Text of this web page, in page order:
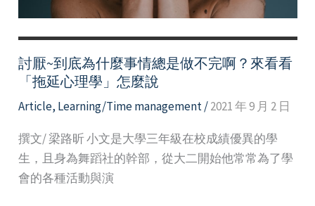
碎
時
間
運
用
討厭~到底為什麼事情總是做不完啊？來看看
「拖延心理學」怎麼說
Article, Learning/Time management/2021 年 9 月 2 日
撰文/ 梁路昕 小文是大學三年級在校成績優異的學
生，且身為舞蹈社的幹部，從大二開始他常常為了學
會的各種活動與演